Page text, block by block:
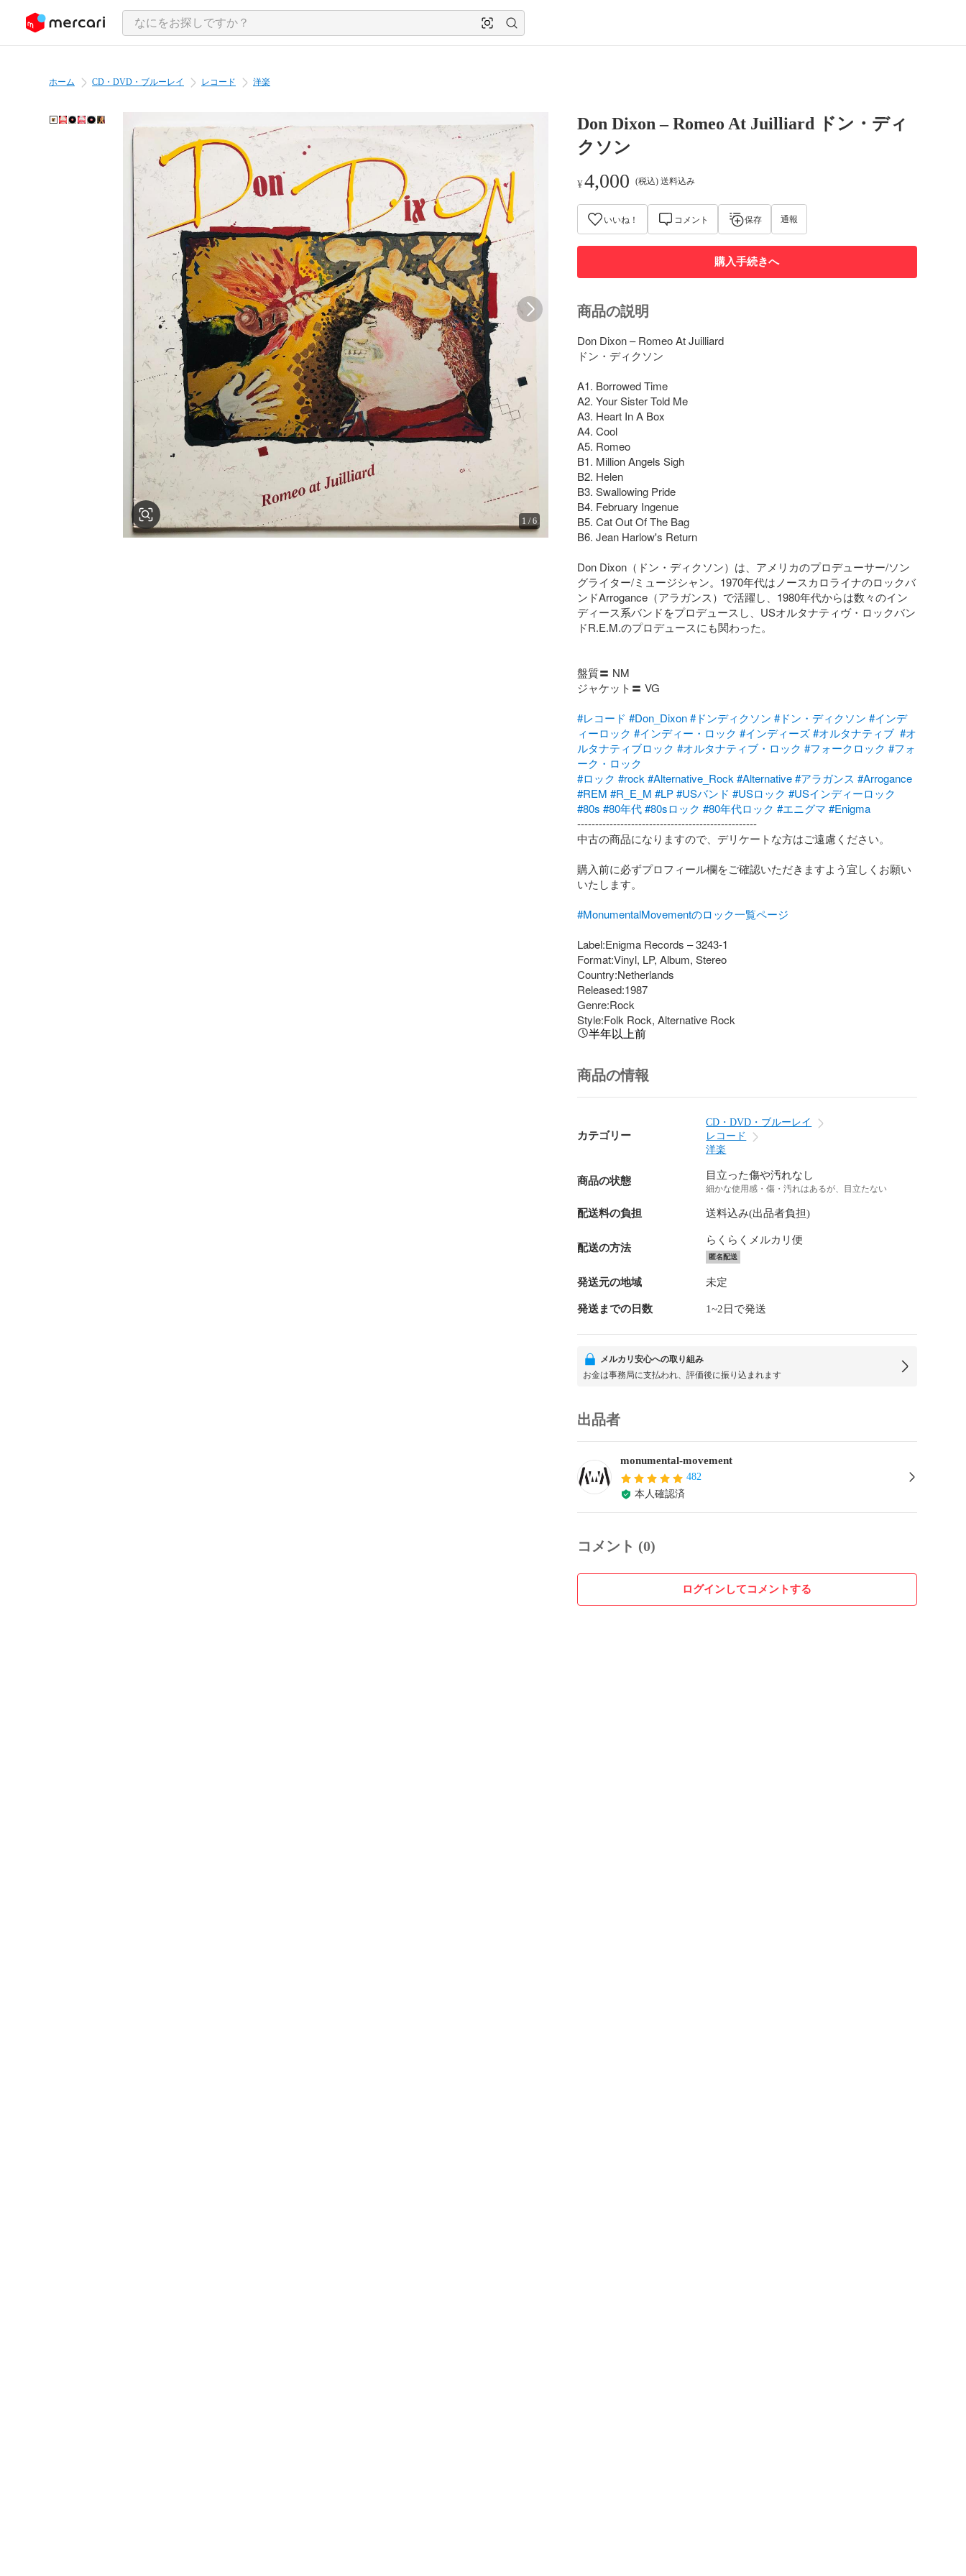
ツにスキップ
ホーム CD・DVD・ブルーレイ レコード 洋楽
1 /6
Don Dixon – Romeo At Juilliard ドン・ディ
クソン
¥4,000 (税込) 送料込み
いいね！ コメント 保存 通報
購入手続きへ
商品の説明
Don Dixon – Romeo At Juilliard
ドン・ディクソン
A1. Borrowed Time
A2. Your Sister Told Me
A3. Heart In A Box
A4. Cool
A5. Romeo
B1. Million Angels Sigh
B2. Helen
B3. Swallowing Pride
B4. February Ingenue
B5. Cat Out Of The Bag
B6. Jean Harlow's Return
Don Dixon（ドン・ディクソン）は、アメリカのプロデューサー/ソン
グライター/ミュージシャン。1970年代はノースカロライナのロックバ
ンドArrogance（アラガンス）で活躍し、1980年代からは数々のイン
ディース系バンドをプロデュースし、USオルタナティヴ・ロックバン
ドR.E.M.のプロデュースにも関わった。
盤質〓 NM
ジャケット〓 VG
#レコード #Don_Dixon #ドンディクソン #ドン・ディクソン #インデ
ィーロック #インディー・ロック #インディーズ #オルタナティブ #オ
ルタナティブロック #オルタナティブ・ロック #フォークロック #フォ
ーク・ロック
#ロック #rock #Alternative_Rock #Alternative #アラガンス #Arrogance
#REM #R_E_M #LP #USバンド #USロック #USインディーロック
#80s #80年代 #80sロック #80年代ロック #エニグマ #Enigma
--------------------------------------------------
中古の商品になりますので、デリケートな方はご遠慮ください。
購入前に必ずプロフィール欄をご確認いただきますよう宜しくお願い
いたします。
#MonumentalMovementのロック一覧ページ
Label:Enigma Records – 3243-1
Format:Vinyl, LP, Album, Stereo
Country:Netherlands
Released:1987
Genre:Rock
Style:Folk Rock, Alternative Rock
半年以上前
商品の情報
カテゴリー
CD・DVD・ブルーレイ
レコード
洋楽
商品の状態 目立った傷や汚れなし
細かな使用感・傷・汚れはあるが、目立たない
配送料の負担 送料込み(出品者負担)
配送の方法
らくらくメルカリ便
匿名配送
発送元の地域 未定
発送までの日数 1~2日で発送
メルカリ安心への取り組み
お金は事務局に支払われ、評価後に振り込まれます
出品者
monumental-movement
482
本人確認済
コメント (0)
ログインしてコメントする